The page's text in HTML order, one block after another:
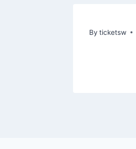
By ticketsw